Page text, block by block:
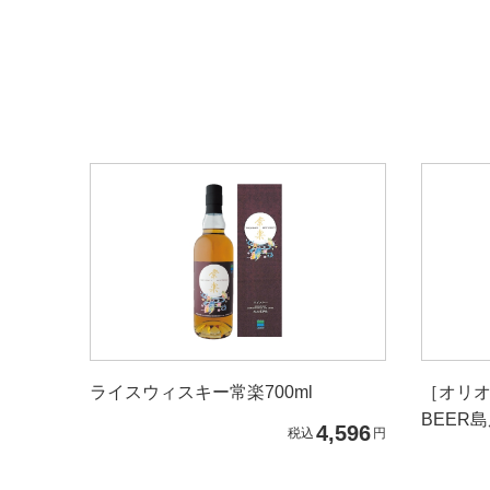
ライスウィスキー常楽700ml
税込 4,596 円
［オリ
BEER